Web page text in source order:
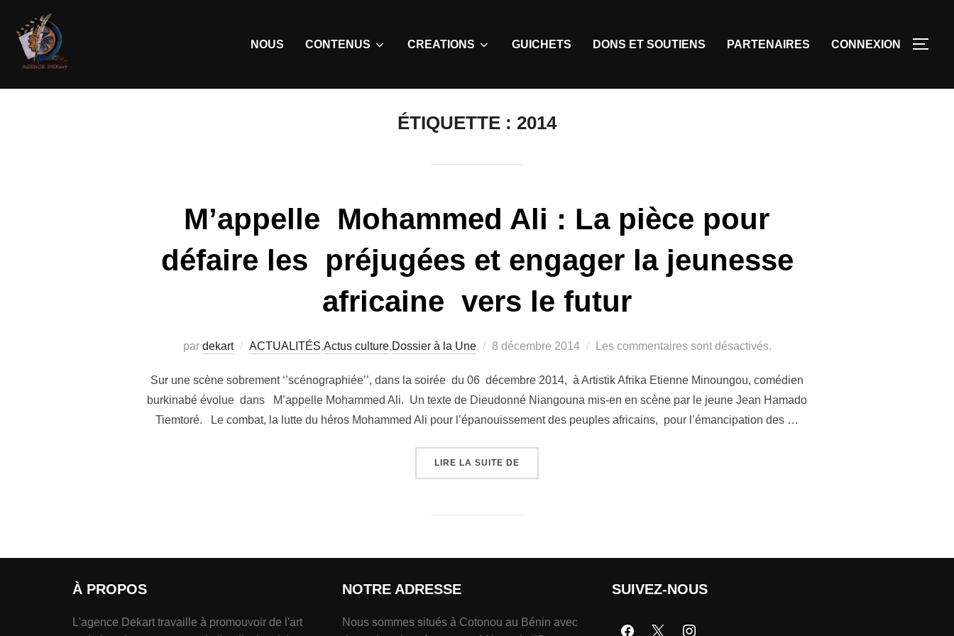
NOUS CONTENUS CREATIONS GUICHETS DONS ET SOUTIENS PARTENAIRES CONNEXION
ÉTIQUETTE : 2014
M’appelle Mohammed Ali : La pièce pour
défaire les préjugées et engager la jeunesse
africaine vers le futur
par dekart ACTUALITÉS,Actus culture,Dossier à la Une 8 décembre 2014 Les commentaires sont désactivés.
Sur une scène sobrement ‘’scénographiée’’, dans la soirée du 06 décembre 2014, à Artistik Afrika Etienne Minoungou, comédien
burkinabé évolue dans M’appelle Mohammed Ali. Un texte de Dieudonné Niangouna mis-en en scène par le jeune Jean Hamado
Tiemtoré. Le combat, la lutte du héros Mohammed Ali pour l’épanouissement des peuples africains, pour l’émancipation des …
LIRE LA SUITE DE
À PROPOS
L'agence Dekart travaille à promouvoir de l'art
NOTRE ADRESSE
Nous sommes situés à Cotonou au Bénin avec
SUIVEZ-NOUS